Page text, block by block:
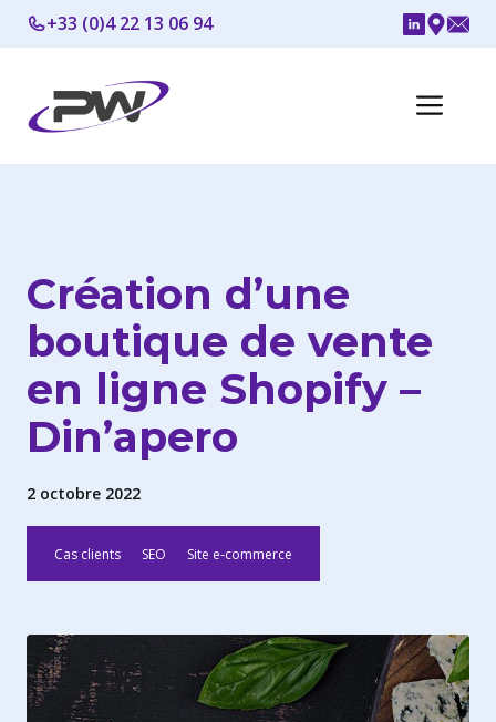
Aller
au
+33 (0)4 22 13 06 94
Création d’une
boutique de vente
en ligne Shopify –
Din’apero
2 octobre 2022
Cas clients SEO Site e-commerce